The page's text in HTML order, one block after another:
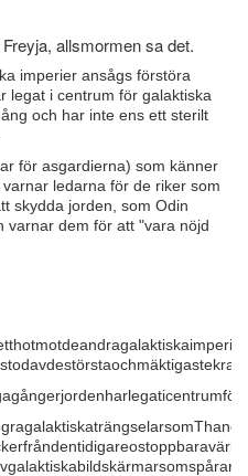
allsmormen sa det.
imperier ansågs förstöra
legat i centrum för galaktiska
och har inte ens ett sterilt
för asgardierna) som känner
ledarna för de riker som
skydda jorden, som Odin
varnar dem för att "vara nöjd